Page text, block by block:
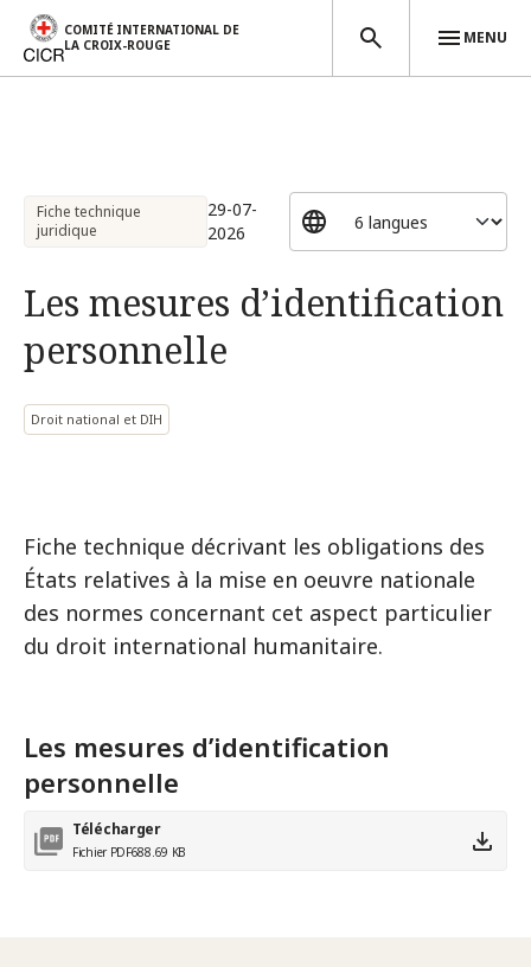
COMITÉ INTERNATIONAL DE
LA CROIX-ROUGE
MENU
Fiche technique
juridique
29-07-
2026
Les mesures d’identification
personnelle
Droit national et DIH
Fiche technique décrivant les obligations des
États relatives à la mise en oeuvre nationale
des normes concernant cet aspect particulier
du droit international humanitaire.
Les mesures d’identification
personnelle
Télécharger
Fichier PDF688.69 KB